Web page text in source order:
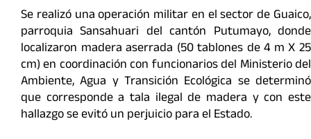
Se realizó una operación militar en el sector de Guaico,
parroquia Sansahuari del cantón Putumayo, donde
localizaron madera aserrada (50 tablones de 4 m X 25
cm) en coordinación con funcionarios del Ministerio del
Ambiente, Agua y Transición Ecológica se determinó
que corresponde a tala ilegal de madera y con este
hallazgo se evitó un perjuicio para el Estado.